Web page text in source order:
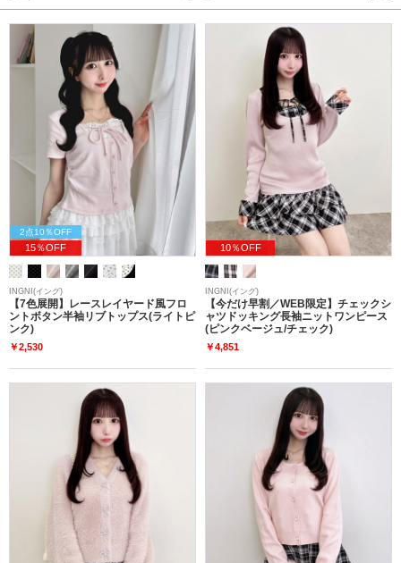
2点10％OFF
15％OFF
INGNI(イング)
【7色展開】レースレイヤード風フロ
ントボタン半袖リブトップス(ライトピ
ンク)
￥2,530
10％OFF
INGNI(イング)
【今だけ早割／WEB限定】チェックシ
ャツドッキング長袖ニットワンピース
(ピンクベージュ/チェック)
￥4,851